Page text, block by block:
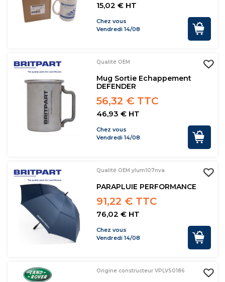
15,02 € HT
Chez vous
Vendredi 14/08
Qualité OEM
Mug Sortie Echappement
DEFENDER
56,32 € TTC
46,93 € HT
Chez vous
Vendredi 14/08
Qualité OEM ylum107nva
PARAPLUIE PERFORMANCE
91,22 € TTC
76,02 € HT
Chez vous
Vendredi 14/08
Origine constructeur VPLVS0186